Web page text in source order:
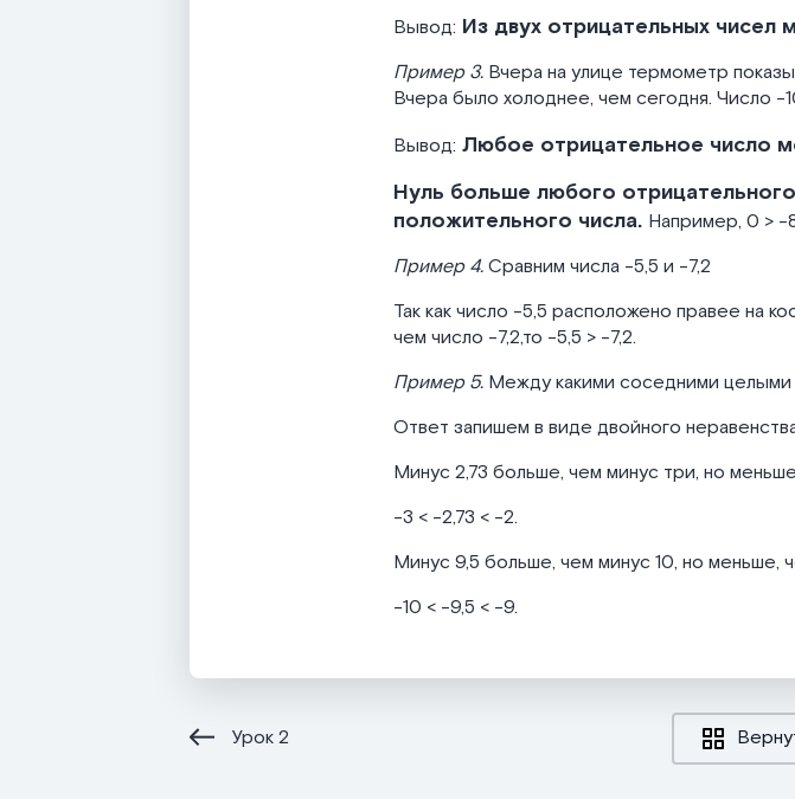
Вывод: Из двух отрицательных
Пример 3. Вчера на улице термометр
Вчера было холоднее, чем сегодня. Число -
Вывод: Любое отрицательное число
Нуль больше любого
положительного числа. Например, 0 > -
Пример 4.Сравним числа -5,5 и -7,2
Так как число -5,5 расположено правее на
чем число -7,2,то -5,5 > -7,2.
Пример 5. Между какими соседними целыми
Ответ запишем в виде двойного
Минус 2,73 больше, чем минус три, но
-3 < -2,73 < -2.
Минус 9,5 больше, чем минус 10, но меньше,
-10 < -9,5 < -9.
Урок2